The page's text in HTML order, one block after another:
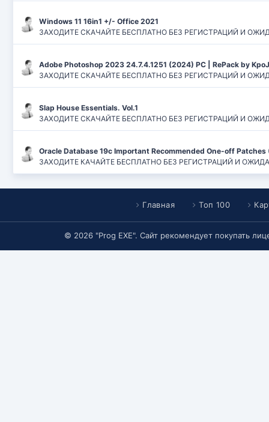
Windows 11 16in1 +/- Office 2021
ЗАХОДИТЕ СКАЧАЙТЕ БЕСПЛАТНО БЕЗ РЕГИСТРАЦИЙ И
Adobe Photoshop 2023 24.7.4.1251 (2024) PC | RePack by
ЗАХОДИТЕ СКАЧАЙТЕ БЕСПЛАТНО БЕЗ РЕГИСТРАЦИЙ И
Slap House Essentials. Vol.1
ЗАХОДИТЕ СКАЧАЙТЕ БЕСПЛАТНО БЕЗ РЕГИСТРАЦИЙ И
Oracle Database 19c Important Recommended One-off Patches
ЗАХОДИТЕ КАЧАЙТЕ БЕСПЛАТНО БЕЗ РЕГИСТРАЦИЙ И
Главная Топ 100
© 2026 "Prog EXE". Сайт рекомендует покупать